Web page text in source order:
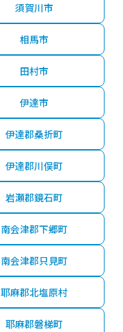
須賀川市
相馬市
田村市
伊達市
伊達郡桑折町
伊達郡川俣町
岩瀬郡鏡石町
南会津郡下郷町
南会津郡只見町
耶麻郡北塩原村
耶麻郡磐梯町